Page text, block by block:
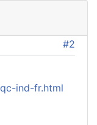
#2
ind-fr.html